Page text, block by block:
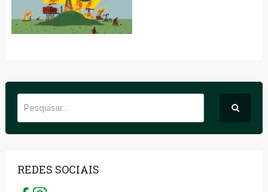
REDES SOCIAIS